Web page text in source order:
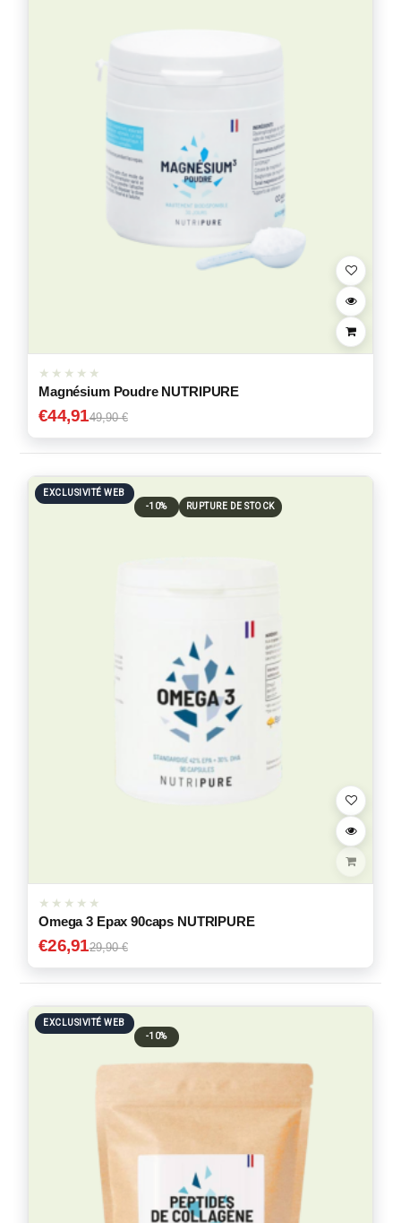
Magnésium Poudre NUTRIPURE
€44,9149,90 €
EXCLUSIVITÉ WEB
-10%
RUPTURE DE STOCK
Omega 3 Epax 90caps NUTRIPURE
€26,9129,90 €
EXCLUSIVITÉ WEB
-10%